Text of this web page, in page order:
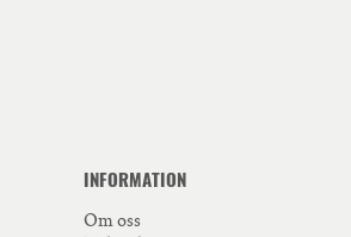
INFORMATION
Om oss